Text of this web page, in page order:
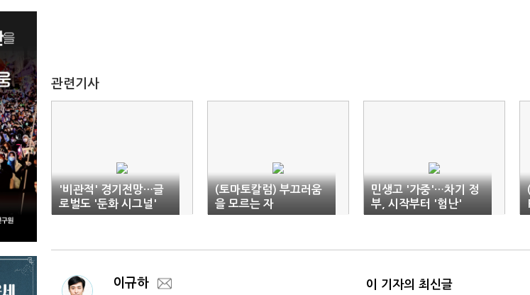
관련기사
'비관적' 경기전망…글
로벌도 '둔화 시그널'
(토마토칼럼) 부끄러움
을 모르는 자
민생고 '가중'…차기 정
부, 시작부터 '험난'
이규하 이 기자의 최신글